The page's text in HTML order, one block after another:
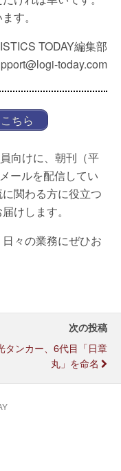
す。
TODAY編集部
today.com
ちら
向けに、朝刊（平
ールを配信してい
関わる方に役立つ
けします。
々の業務にぜひお
次の投稿
タンカー、6代目「日章
丸」を命名